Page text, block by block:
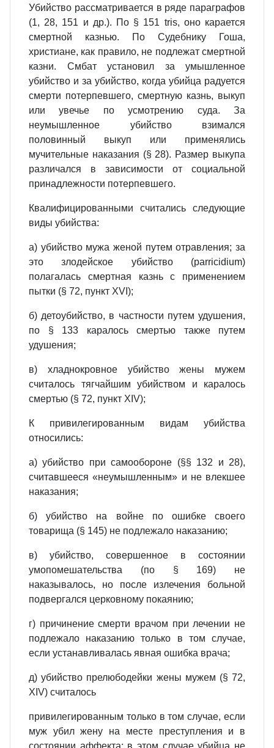
Убийство рассматривается в ряде параграфов
(1, 28, 151 и др.). По § 151 tris, оно карается
смертной казнью. По Судебнику Гоша,
христиане, как правило, не подлежат смертной
казни. Смбат установил за умышленное
убийство и за убийство, когда убийца радуется
смерти потерпевшего, смертную казнь, выкуп
или увечье по усмотрению суда. За
неумышленное убийство взимался
половинный выкуп или применялись
мучительные наказания (§ 28). Размер выкупа
различался в зависимости от социальной
принадлежности потерпевшего.
Квалифицированными считались следующие
виды убийства:
а) убийство мужа женой путем отравления; за
это злодейское убийство (parricidium)
полагалась смертная казнь с применением
пытки (§ 72, пункт XVI);
б) детоубийство, в частности путем удушения,
по § 133 каралось смертью также путем
удушения;
в) хладнокровное убийство жены мужем
считалось тягчайшим убийством и каралось
смертью (§ 72, пункт XIV);
К привилегированным видам убийства
относились:
а) убийство при самообороне (§§ 132 и 28),
считавшееся «неумышленным» и не влекшее
наказания;
б) убийство на войне по ошибке своего
товарища (§ 145) не подлежало наказанию;
в) убийство, совершенное в состоянии
умопомешательства (по § 169) не
наказывалось, но после излечения больной
подвергался церковному покаянию;
г) причинение смерти врачом при лечении не
подлежало наказанию только в том случае,
если устанавливалась явная ошибка врача;
д) убийство прелюбодейки жены мужем (§ 72,
XIV) считалось
привилегированным только в том случае, если
муж убил жену на месте преступления и в
состоянии аффекта; в этом случае убийца не